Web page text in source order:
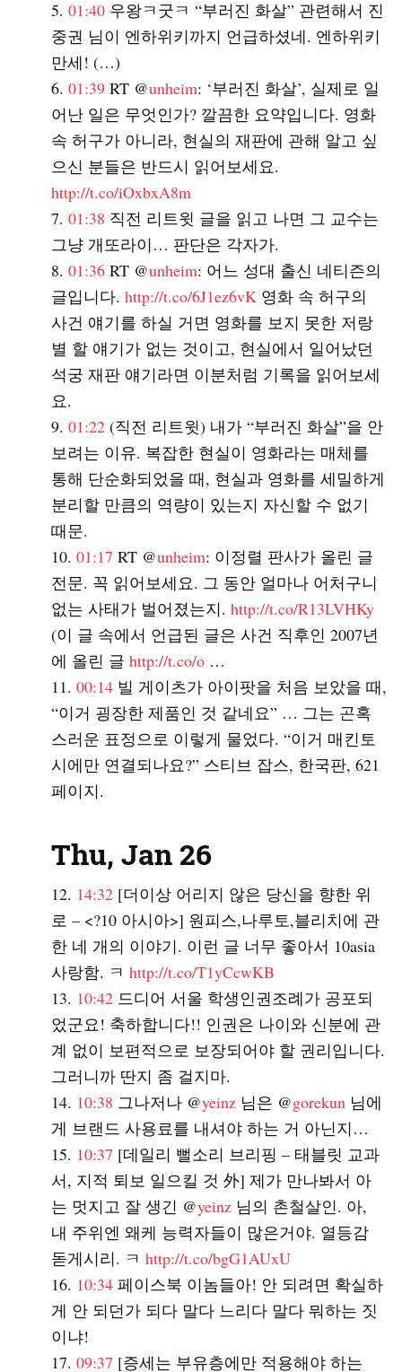
01:40 우왕ㅋ굿ㅋ “부러진 화살” 관련해서 진
중권 님이 엔하위키까지 언급하셨네. 엔하위키
만세! (…)
01:39 RT @unheim: ‘부러진 화살’, 실제로 일
어난 일은 무엇인가? 깔끔한 요약입니다. 영화
속 허구가 아니라, 현실의 재판에 관해 알고 싶
으신 분들은 반드시 읽어보세요.
http://t.co/iOxbxA8m
01:38 직전 리트윗 글을 읽고 나면 그 교수는
그냥 개또라이… 판단은 각자가.
01:36 RT @unheim: 어느 성대 출신 네티즌의
글입니다. http://t.co/6J1ez6vK 영화 속 허구의
사건 얘기를 하실 거면 영화를 보지 못한 저랑
별 할 얘기가 없는 것이고, 현실에서 일어났던
석궁 재판 얘기라면 이분처럼 기록을 읽어보세
요.
01:22 (직전 리트윗) 내가 “부러진 화살”을 안
보려는 이유. 복잡한 현실이 영화라는 매체를
통해 단순화되었을 때, 현실과 영화를 세밀하게
분리할 만큼의 역량이 있는지 자신할 수 없기
때문.
01:17 RT @unheim: 이정렬 판사가 올린 글
전문. 꼭 읽어보세요. 그 동안 얼마나 어처구니
없는 사태가 벌어졌는지. http://t.co/R13LVHKy
(이 글 속에서 언급된 글은 사건 직후인 2007년
에 올린 글 http://t.co/o …
00:14 빌 게이츠가 아이팟을 처음 보았을 때,
“이거 굉장한 제품인 것 같네요” … 그는 곤혹
스러운 표정으로 이렇게 물었다. “이거 매킨토
시에만 연결되나요?” 스티브 잡스, 한국판, 621
페이지.
Thu, Jan 26
14:32 [더이상 어리지 않은 당신을 향한 위
로 – <?10 아시아>] 원피스,나루토,블리치에 관
한 네 개의 이야기. 이런 글 너무 좋아서 10asia
사랑함. ㅋ http://t.co/T1yCcwKB
10:42 드디어 서울 학생인권조례가 공포되
었군요! 축하합니다!! 인권은 나이와 신분에 관
계 없이 보편적으로 보장되어야 할 권리입니다.
그러니까 딴지 좀 걸지마.
10:38 그나저나 @yeinz 님은 @gorekun 님에
게 브랜드 사용료를 내셔야 하는 거 아닌지…
10:37 [데일리 뻘소리 브리핑 – 태블릿 교과
서, 지적 퇴보 일으킬 것 外] 제가 만나봐서 아
는 멋지고 잘 생긴 @yeinz 님의 촌철살인. 아,
내 주위엔 왜케 능력자들이 많은거야. 열등감
돋게시리. ㅋ http://t.co/bgG1AUxU
10:34 페이스북 이놈들아! 안 되려면 확실하
게 안 되던가 되다 말다 느리다 말다 뭐하는 짓
이냐!
09:37 [증세는 부유층에만 적용해야 하는